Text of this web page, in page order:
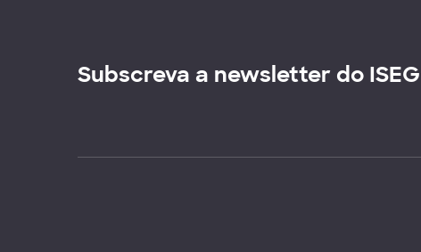
Subscreva a newsletter do ISEG